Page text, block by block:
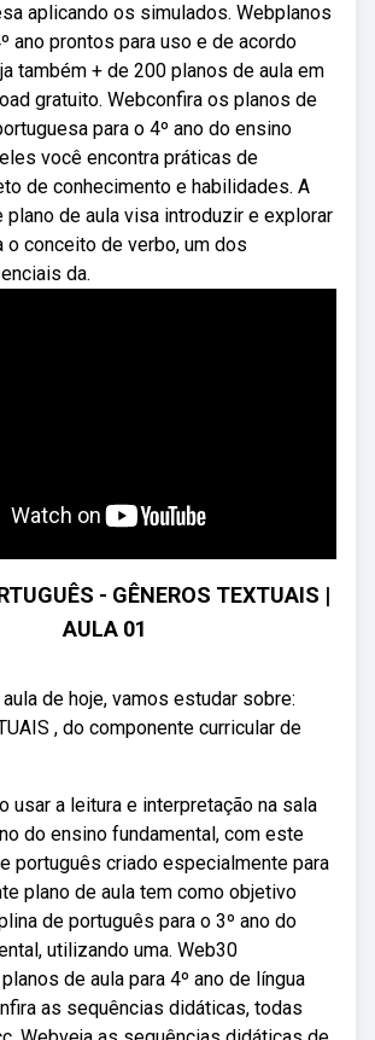
aplicando os simulados. Webplanos
ano prontos para uso e de acordo
também + de 200 planos de aula em
gratuito. Webconfira os planos de
para o 4º ano do ensino
você encontra práticas de
de conhecimento e habilidades. A
de aula visa introduzir e explorar
o conceito de verbo, um dos
da.
- GÊNEROS TEXTUAIS |
AULA 01
de hoje, vamos estudar sobre:
, do componente curricular de
usar a leitura e interpretação na sala
do ensino fundamental, com este
português criado especialmente para
plano de aula tem como objetivo
de português para o 3º ano do
utilizando uma. Web30
de aula para 4º ano de língua
as sequências didáticas, todas